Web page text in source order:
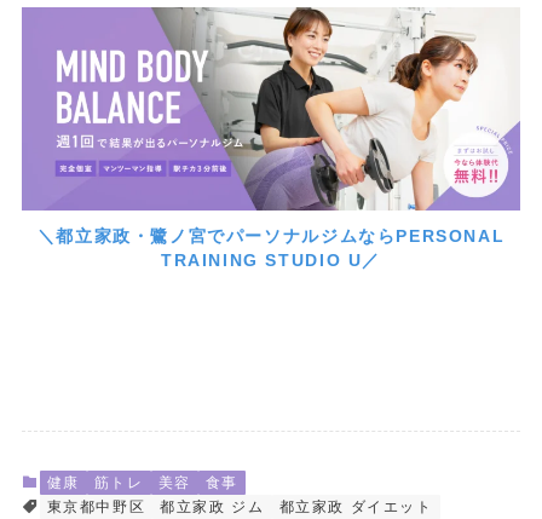
＼都立家政・鷺ノ宮でパーソナルジムならPERSONAL
TRAINING STUDIO U／
健康 筋トレ 美容
食事
東京都中野区
都立家政 ジム 都立家政 ダイエット